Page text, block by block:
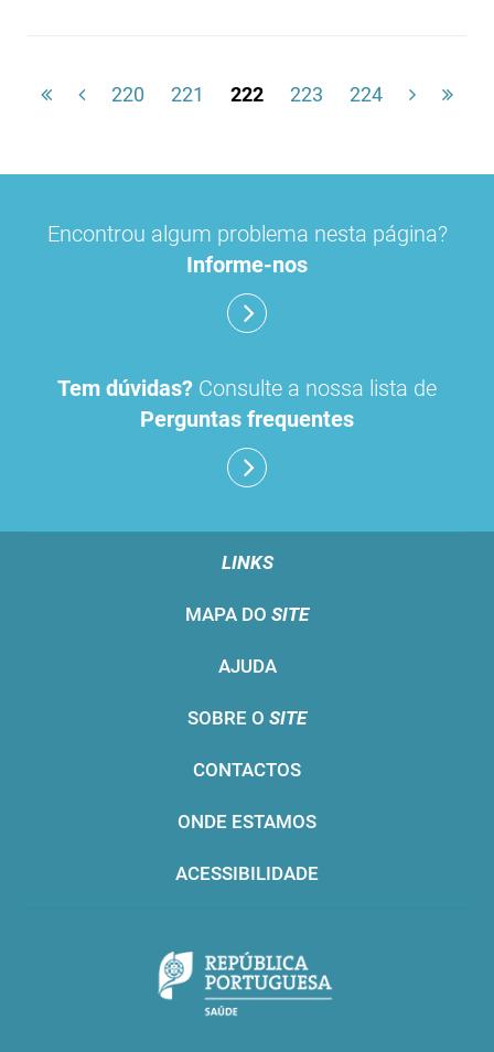
220 221 222 223 224
Encontrou algum problema nesta página?
Informe-nos
Tem dúvidas? Consulte a nossa lista de
Perguntas frequentes
LINKS
MAPA DO SITE
AJUDA
SOBRE O SITE
CONTACTOS
ONDE ESTAMOS
ACESSIBILIDADE